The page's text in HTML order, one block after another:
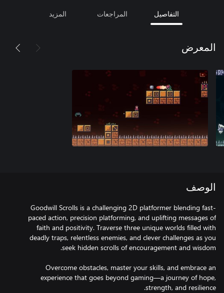
التفاصيل المراجعات المزيد
المعرض
الوصف
Goodwill Scrolls is a challenging 2D platformer blending fast-
paced action, precision platforming, and uplifting messages of
faith and positivity. Traverse three unique worlds filled with
deadly traps, relentless enemies, and clever challenges as you
Overcome obstacles, master your skills, and embrace an
experience that goes beyond gaming—a journey of hope,
strength, and resilience.